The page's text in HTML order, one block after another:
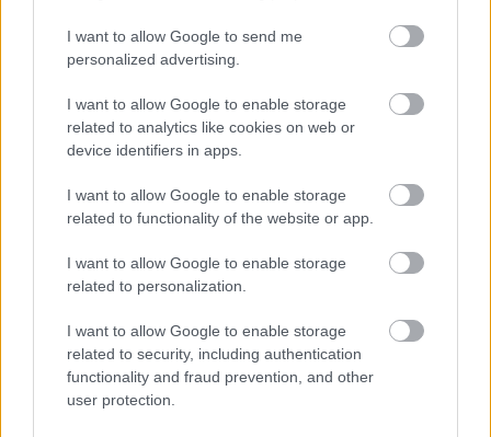
I want to allow Google to send me
personalized advertising.
I want to allow Google to enable storage
related to analytics like cookies on web or
device identifiers in apps.
I want to allow Google to enable storage
related to functionality of the website or app.
I want to allow Google to enable storage
related to personalization.
I want to allow Google to enable storage
related to security, including authentication
functionality and fraud prevention, and other
user protection.
Magyarország jobban látszik közelről – heti médiaszemle a
Már magasabb szinten is nyomoznak Szijjártó
büntetőügyében, vesztegetés miatt 3 év letöltendőt kaphat és
Problémák egész Jász-Nagykun-Szolnok megyében: egyre
több otthoni kútból fogy ki a víz
Szolnokon egy kulcsfontosságú körforgalmat részlegesen
lezárnak a napokban, a közlekedés az átlagost is meghaladó
mértékben lebénul
Elromlott a biztosítóberendezés a ceglédi vasútvonalon,
alapos késések alakultak ki a menetrendhez képest,
kimaradás is előfordult